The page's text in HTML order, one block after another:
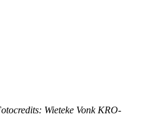
Wieteke Vonk KRO-